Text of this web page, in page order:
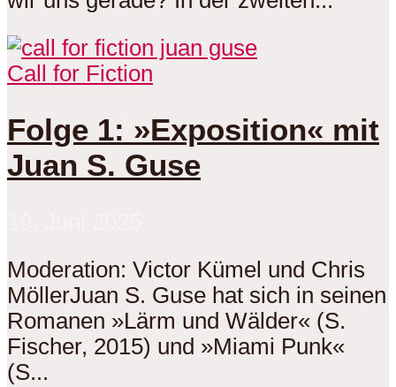
Call for Fiction
Folge 1: »Exposition« mit
Juan S. Guse
Moderation: Victor Kümel und Chris
MöllerJuan S. Guse hat sich in seinen
Romanen »Lärm und Wälder« (S.
Fischer, 2015) und »Miami Punk«
(S...